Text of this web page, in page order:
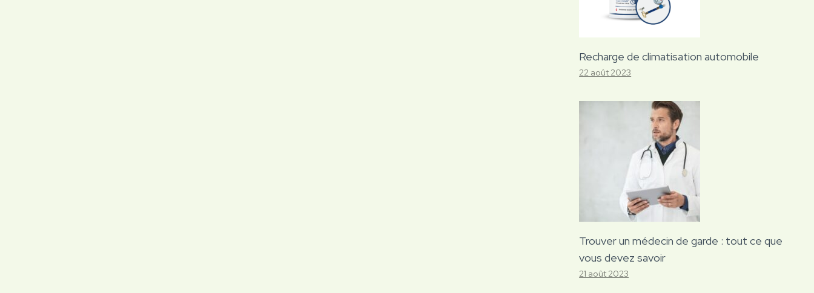
Recharge de climatisation automobile
22 août 2023
Trouver un médecin de garde : tout ce que
vous devez savoir
21 août 2023